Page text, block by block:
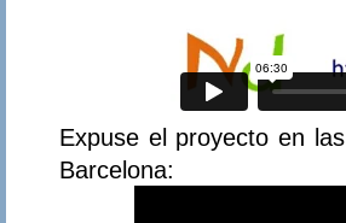
Expuse el proyecto en las
Barcelona: